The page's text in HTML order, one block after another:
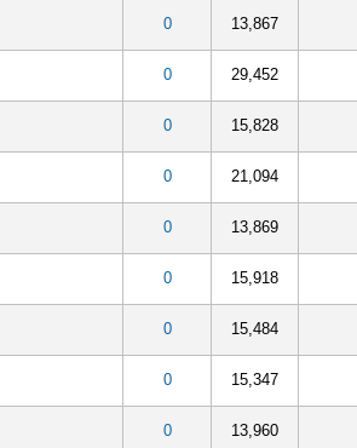
0 13,867
0 29,452
0 15,828
0 21,094
0 13,869
0 15,918
0 15,484
0 15,347
0 13,960